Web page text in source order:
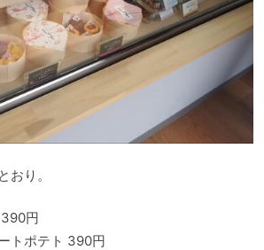
おり。
円
トポテト 390円